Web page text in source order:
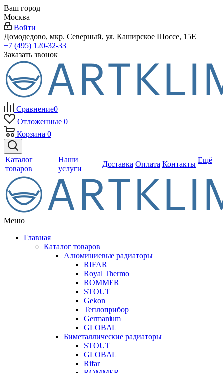
Ваш город
Москва
Войти
Домодедово, мкр. Северный, ул. Каширское Шоссе, 15Е
+7 (495) 120-32-33
Заказать звонок
Сравнение0
Отложенные 0
Корзина 0
Каталог
товаров
Наши
услуги
Доставка Оплата Контакты Ещё
Меню
Главная
Каталог товаров
Алюминиевые радиаторы
RIFAR
Royal Thermo
ROMMER
STOUT
Gekon
Теплоприбор
Germanium
GLOBAL
Биметаллические радиаторы
STOUT
GLOBAL
Rifar